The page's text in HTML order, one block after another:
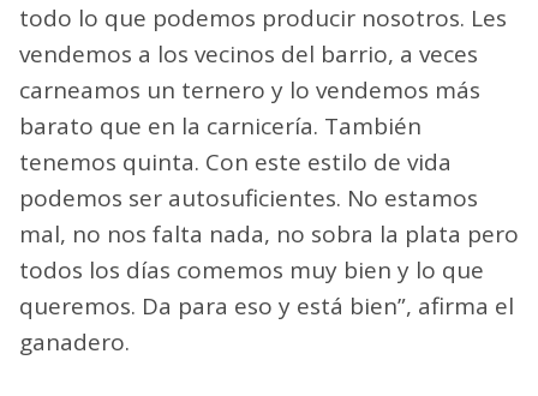
todo lo que podemos producir nosotros. Les
vendemos a los vecinos del barrio, a veces
carneamos un ternero y lo vendemos más
barato que en la carnicería. También
tenemos quinta. Con este estilo de vida
podemos ser autosuficientes. No estamos
mal, no nos falta nada, no sobra la plata pero
todos los días comemos muy bien y lo que
queremos. Da para eso y está bien”, afirma el
ganadero.